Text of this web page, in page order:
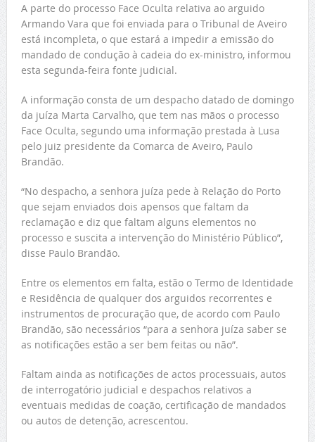
A parte do processo Face Oculta relativa ao arguido
Armando Vara que foi enviada para o Tribunal de Aveiro
está incompleta, o que estará a impedir a emissão do
mandado de condução à cadeia do ex-ministro, informou
esta segunda-feira fonte judicial.
A informação consta de um despacho datado de domingo
da juíza Marta Carvalho, que tem nas mãos o processo
Face Oculta, segundo uma informação prestada à Lusa
pelo juiz presidente da Comarca de Aveiro, Paulo
Brandão.
“No despacho, a senhora juíza pede à Relação do Porto
que sejam enviados dois apensos que faltam da
reclamação e diz que faltam alguns elementos no
processo e suscita a intervenção do Ministério Público”,
disse Paulo Brandão.
Entre os elementos em falta, estão o Termo de Identidade
e Residência de qualquer dos arguidos recorrentes e
instrumentos de procuração que, de acordo com Paulo
Brandão, são necessários “para a senhora juíza saber se
as notificações estão a ser bem feitas ou não”.
Faltam ainda as notificações de actos processuais, autos
de interrogatório judicial e despachos relativos a
eventuais medidas de coação, certificação de mandados
ou autos de detenção, acrescentou.